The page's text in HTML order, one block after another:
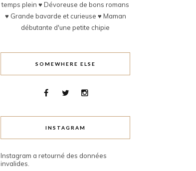
temps plein ♥ Dévoreuse de bons romans
♥ Grande bavarde et curieuse ♥ Maman
débutante d'une petite chipie
SOMEWHERE ELSE
INSTAGRAM
Instagram a retourné des données
invalides.